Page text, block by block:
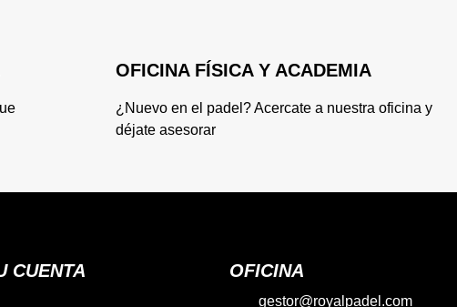
OFICINA FÍSICA Y ACADEMIA
¿Nuevo en el padel? Acercate a nuestra oficina y
déjate asesorar
CUENTA OFICINA
gestor@royalpadel.com